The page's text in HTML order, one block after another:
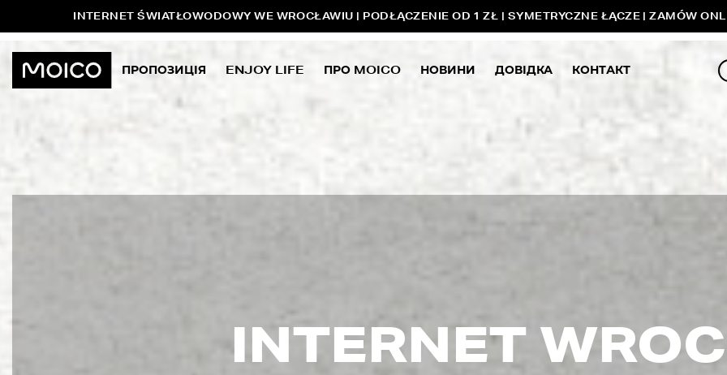
INTERNET ŚWIATŁOWODOWY WE WROCŁAWIU | PODŁĄCZENIE OD 1 ZŁ | SYMETRYCZNE ŁĄCZE | ZAMÓW
ПРОПОЗИЦІЯ ENJOY LIFE ПРО MOICO НОВИНИ ДОВІДКА КОНТАКТ
INTERNET